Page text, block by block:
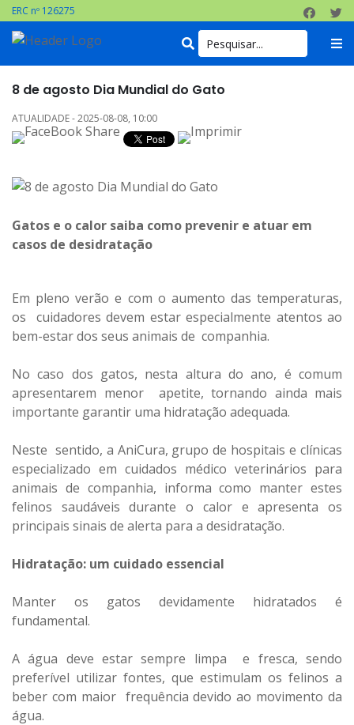
ERC nº 126275
8 de agosto Dia Mundial do Gato
ATUALIDADE - 2025-08-08, 10:00
Gatos e o calor saiba como prevenir e atuar em
casos de desidratação
Em pleno verão e com o aumento das temperaturas,
os cuidadores devem estar especialmente atentos ao
bem-estar dos seus animais de companhia.
No caso dos gatos, nesta altura do ano, é comum
apresentarem menor apetite, tornando ainda mais
importante garantir uma hidratação adequada.
Neste sentido, a AniCura, grupo de hospitais e clínicas
especializado em cuidados médico veterinários para
animais de companhia, informa como manter estes
felinos saudáveis durante o calor e apresenta os
principais sinais de alerta para a desidratação.
Hidratação: um cuidado essencial
Manter os gatos devidamente hidratados é
fundamental.
A água deve estar sempre limpa e fresca, sendo
preferível utilizar fontes, que estimulam os felinos a
beber com maior frequência devido ao movimento da
água.